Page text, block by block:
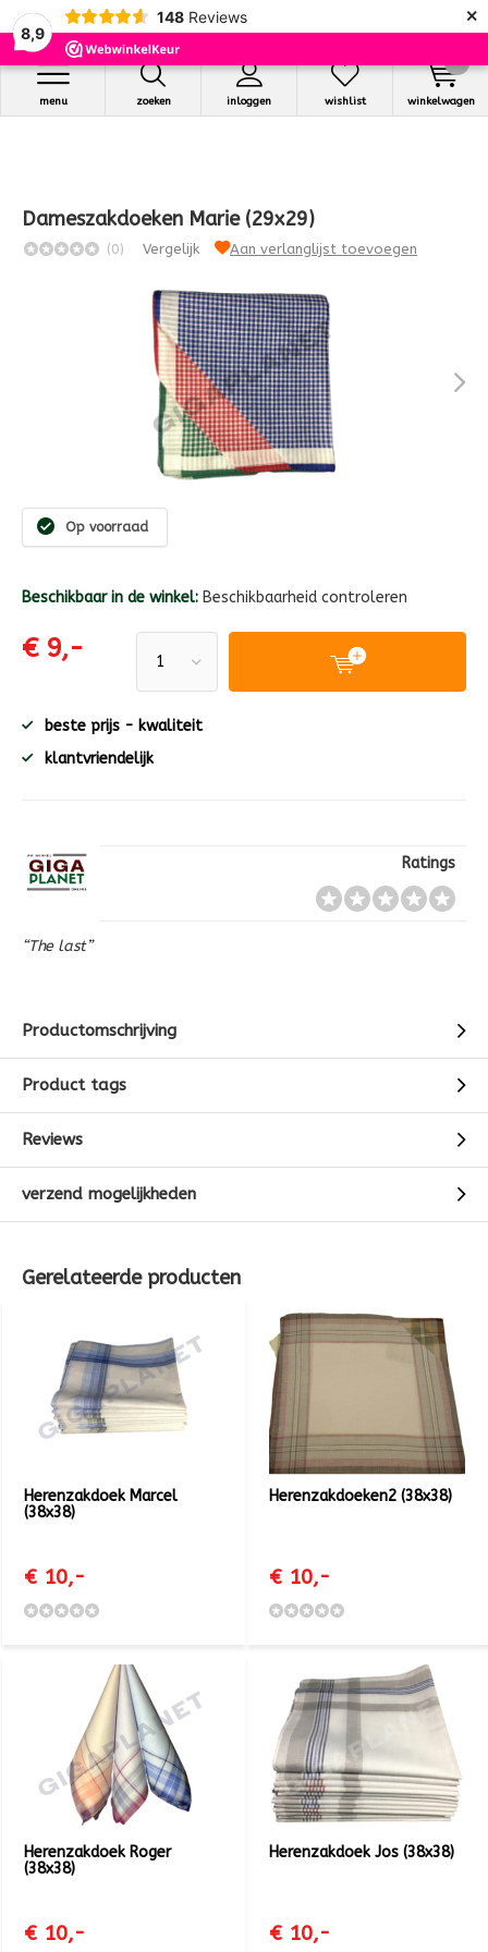
8,9
148 Reviews ×
zoeken inloggen
menu wishlist winkelwagen
Dameszakdoeken Marie (29x29)
(0) Vergelijk Aan verlanglijst toevoegen
Op voorraad
Beschikbaar in de winkel: Beschikbaarheid controleren
€ 9,-
beste prijs - kwaliteit
klantvriendelijk
Ratings
“The last”
Productomschrijving
Product tags
Reviews
verzend mogelijkheden
Gerelateerde producten
Herenzakdoek Marcel
(38x38)
€ 10,-
Herenzakdoeken2 (38x38)
€ 10,-
Herenzakdoek Roger
(38x38)
€ 10,-
Herenzakdoek Jos (38x38)
€ 10,-